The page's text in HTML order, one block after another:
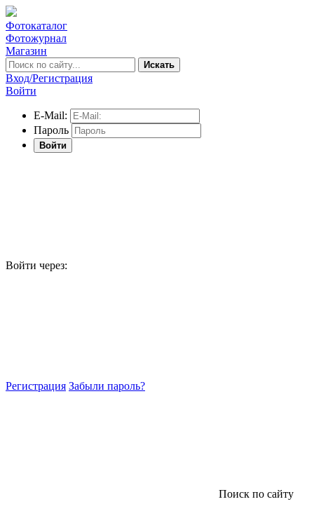
Фотокаталог
Фотожурнал
Магазин
Искать
Вход/Регистрация
Войти
E-Mail:
Пароль
Войти
Войти через:
Регистрация Забыли пароль?
Поиск по сайту